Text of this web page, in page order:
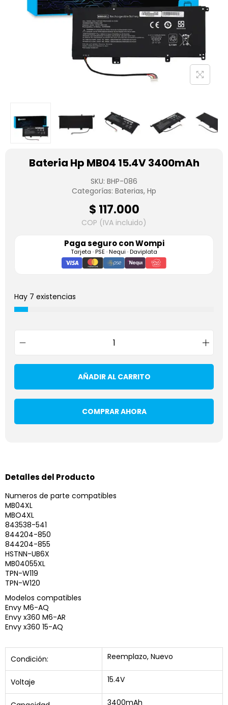
Bateria Hp MB04 15.4V 3400mAh
SKU: BHP-086
Categorías: Baterias, Hp
$ 117.000
COP (IVA incluido)
Paga seguro conWompi
Tarjeta · PSE · Nequi · Daviplata
Hay 7 existencias
AÑADIR AL CARRITO
COMPRAR AHORA
Detalles del Producto
Numeros de parte compatibles
MB04XL
MBO4XL
843538-541
844204-850
844204-855
HSTNN-UB6X
MB04055XL
TPN-W119
TPN-W120
Modelos compatibles
Envy M6-AQ
Envy x360 M6-AR
Envy x360 15-AQ
Condición: Reemplazo, Nuevo
Voltaje 15.4V
3400mAh